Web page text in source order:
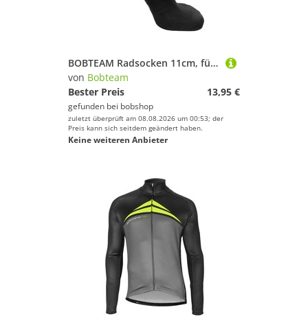
BOBTEAM Radsocken 11cm, für Herren
von Bobteam
Bester Preis
13,95 €
gefunden bei bobshop
zuletzt überprüft am 08.08.2026 um 00:53; der
Preis kann sich seitdem geändert haben.
Keine weiteren Anbieter